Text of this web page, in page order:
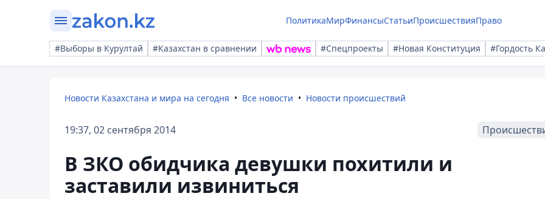
ПолитикаМирФинансыСтатьиПроисшествияПраво
#Выборы в Курултай #Казахстан в сравнении #Спецпроекты #Новая Конституция #Гордость
Новости Казахстана и мира на сегодня Все новости Новости происшествий
19:37, 02 сентября 2014
В ЗКО обидчика девушки похитили и
заставили извиниться